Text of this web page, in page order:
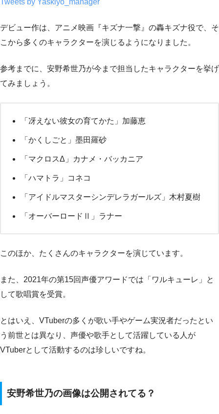
Tweets by Yaskiyo_manager
デビュー作は、アニメ映画『キズナ一撃』の轟キズナ役で、そ
こから多くのキャラクターを演じるようになりました。
参考までに、安野希世乃が今まで担当したキャラクターを挙げ
てみましょう。
「冴えない彼女の育てかた」加藤恵
「かくしごと」墨田羅砂
「マクロスΔ」カナメ・バッカニア
「ハマトラ」コネコ
「アイドルマスターシンデレラガールズ」木村夏樹
「オーバーロードⅡ」ラナー
このほか、たくさんのキャラクターを演じています。
また、2021年の第15回声優アワードでは「ワルキューレ」と
して歌唱賞を受賞。
とはいえ、VTuberの多くが歌い手やゲーム実況者だったとい
う前世とは異なり、声優や歌手として活躍している人が
VTuberとして活動するのは珍しいですね。
安野希世乃の画像は公開されてる？